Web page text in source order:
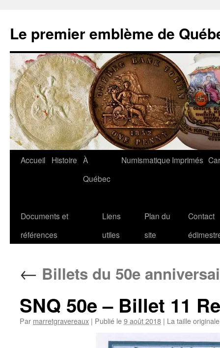
contenu
Le premier emblème de
Accueil Histoire À
Québec
Numismatique Imprimés
Documents et
références
Liens
utiles
Plan du
site
Contact
← Billets du 50e
SNQ 50e – Billet 11
Par marretgravereaux | Publié le9 août 2018 | La taille